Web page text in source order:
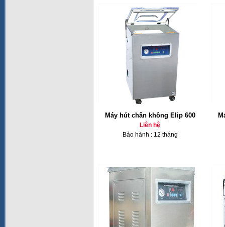
Máy hút chân không Elip 600
Liên hệ
Bảo hành : 12 tháng